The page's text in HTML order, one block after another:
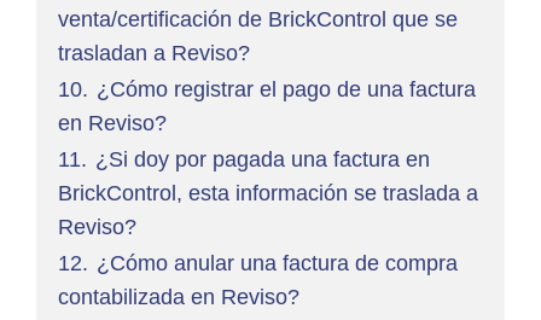
venta/certificación de BrickControl que se
trasladan a Reviso?
10. ¿Cómo registrar el pago de una factura
en Reviso?
11. ¿Si doy por pagada una factura en
BrickControl, esta información se traslada a
Reviso?
12. ¿Cómo anular una factura de compra
contabilizada en Reviso?